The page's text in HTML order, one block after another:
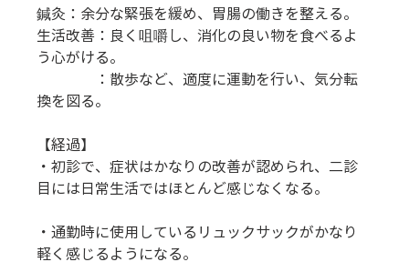
鍼灸：余分な緊張を緩め、胃腸の働きを整える。
生活改善：良く咀嚼し、消化の良い物を食べるよ
う心がける。
：散歩など、適度に運動を行い、気分転
換を図る。
【経過】
・初診で、症状はかなりの改善が認められ、二診
目には日常生活ではほとんど感じなくなる。
・通勤時に使用しているリュックサックがかなり
軽く感じるようになる。